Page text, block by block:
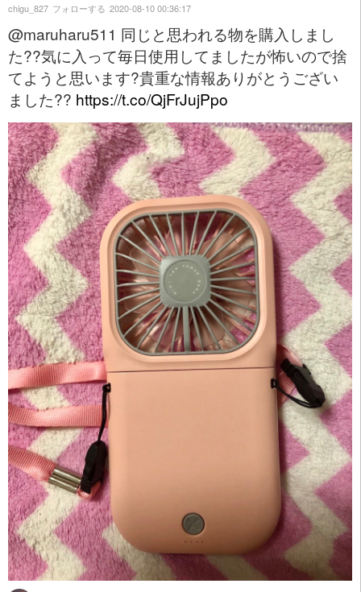
@maruharu511 同じと思われる物を購入しまし
た??気に入って毎日使用してましたが怖いので捨
てようと思います?貴重な情報ありがとうござい
ました?? https://t.co/QjFrJujPpo
chigu_827 フォローする 2020-08-10 00:36:17